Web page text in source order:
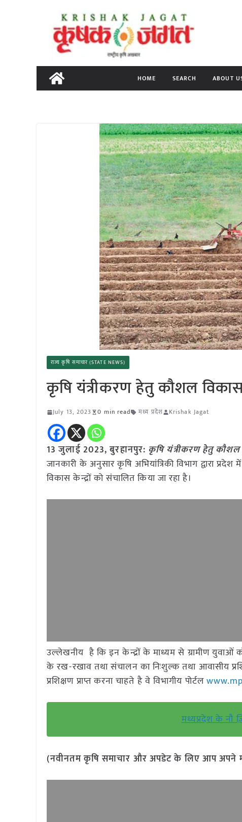
content
HOME SEARCH ABOUT
राज्य कृषि समाचार (STATE NEWS)
कृषि यंत्रीकरण हेतु कौशल विकास
July 13, 2023 0 min read मध्य प्रदेश Krishak Jagat
13 जुलाई 2023, बुरहानपुर: कृषि यंत्रीकरण हेतु कौशल
जानकारी के अनुसार कृषि अभियांत्रिकी विभाग द्वारा
विकास केन्द्रों को संचालित किया जा रहा है।
उल्लेखनीय है कि इन केन्द्रों के माध्यम से ग्रामीण युवाओं
के रख-रखाव तथा संचालन का निःशुल्क तथा आवासीय
प्रशिक्षण प्राप्त करना चाहते है वे विभागीय पोर्टल
मध्यप्रदेश के नौ
(नवीनतम कृषि समाचार और अपडेट के लिए आप